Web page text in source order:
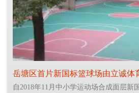
岳塘区首片新国标篮球场由立诚体
自2018年11月中小学运动场合成面层新